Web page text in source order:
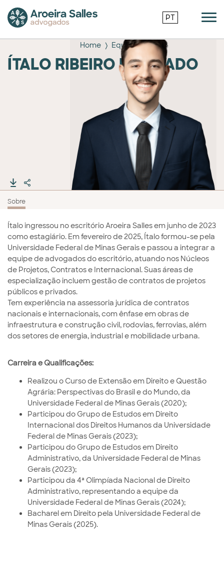
PT
Home Equipe
ÍTALO RIBEIRO MACHADO
Sobre
Ítalo ingressou no escritório Aroeira Salles em junho de 2023
como estagiário. Em fevereiro de 2025, Ítalo formou-se pela
Universidade Federal de Minas Gerais e passou a integrar a
equipe de advogados do escritório, atuando nos Núcleos
de Projetos, Contratos e Internacional. Suas áreas de
especialização incluem gestão de contratos de projetos
públicos e privados.
Tem experiência na assessoria jurídica de contratos
nacionais e internacionais, com ênfase em obras de
infraestrutura e construção civil, rodovias, ferrovias, além
dos setores de energia, industrial e mobilidade urbana.
Carreira e Qualificações:
Realizou o Curso de Extensão em Direito e Questão
Agrária: Perspectivas do Brasil e do Mundo, da
Universidade Federal de Minas Gerais (2020);
Participou do Grupo de Estudos em Direito
Internacional dos Direitos Humanos da Universidade
Federal de Minas Gerais (2023);
Participou do Grupo de Estudos em Direito
Administrativo, da Universidade Federal de Minas
Gerais (2023);
Participou da 4ª Olimpíada Nacional de Direito
Administrativo, representando a equipe da
Universidade Federal de Minas Gerais (2024);
Bacharel em Direito pela Universidade Federal de
Minas Gerais (2025).